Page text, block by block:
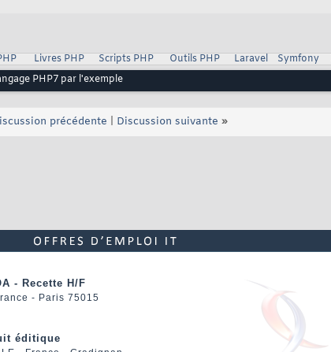
Livres PHP Scripts PHP Outils PHP Laravel Symfony
PHP7 par l'exemple
précédente Discussion suivante »
- Recette H/F
- Paris 75015
éditique